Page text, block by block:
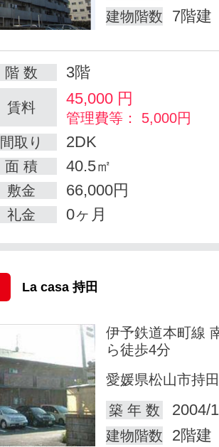
建物階数 7階建
階 数 3階
賃料 45,000 円
管理費等： 5,000円
間取り
2DK
面 積 40.5㎡
敷金 66,000円
礼金 0ヶ月
La casa 持田
伊予鉄道本町線
ら徒歩4分
愛媛県松山市持
築 年 数
2004/
建物階数 2階建